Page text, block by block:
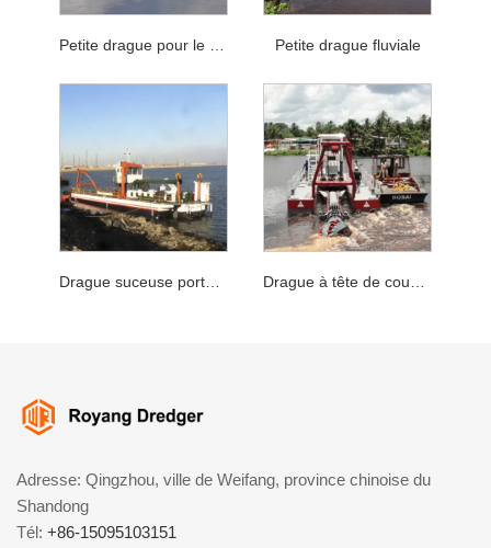
Petite drague fluviale
Drague suceuse portative pour petite rivière, pour le dragage de lacs
Adresse: Qingzhou, ville de Weifang, province chinoise du
Shandong
Tél: +86-15095103151